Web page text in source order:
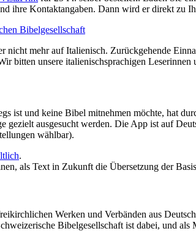
ihre Kontaktangaben. Dann wird er direkt zu
nicht mehr auf Italienisch. Zurückgehende
bitten unsere italienischsprachigen Leserinnen
ist und keine Bibel mitnehmen möchte, hat
ausgesucht werden. Die App ist auf
wählbar).
.
als Text in Zukunft die Übersetzung der
Werken und Verbänden aus
Bibelgesellschaft ist dabei, und